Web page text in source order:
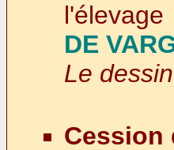
l'élevage
DE
Le
Cession